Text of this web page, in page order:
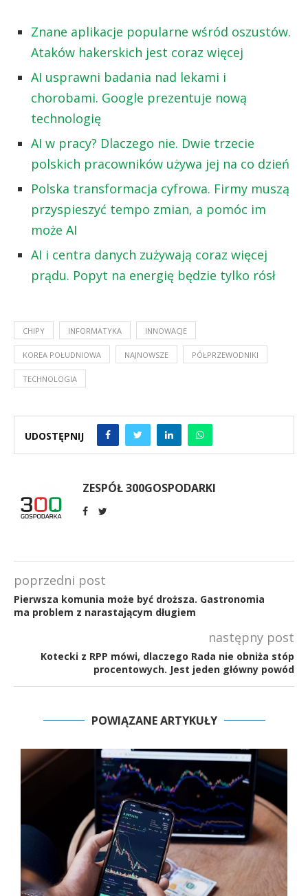
Znane aplikacje popularne wśród oszustów.
Ataków hakerskich jest coraz więcej
AI usprawni badania nad lekami i
chorobami. Google prezentuje nową
technologię
AI w pracy? Dlaczego nie. Dwie trzecie
polskich pracowników używa jej na co dzień
Polska transformacja cyfrowa. Firmy muszą
przyspieszyć tempo zmian, a pomóc im
może AI
AI i centra danych zużywają coraz więcej
prądu. Popyt na energię będzie tylko rósł
CHIPY INFORMATYKA INNOWACJE
KOREA POŁUDNIOWA NAJNOWSZE PÓŁPRZEWODNIKI
TECHNOLOGIA
UDOSTĘPNIJ
ZESPÓŁ 300GOSPODARKI
poprzedni post
Pierwsza komunia może być droższa. Gastronomia
ma problem z narastającym długiem
następny post
Kotecki z RPP mówi, dlaczego Rada nie obniża stóp
procentowych. Jest jeden główny powód
POWIĄZANE ARTYKUŁY